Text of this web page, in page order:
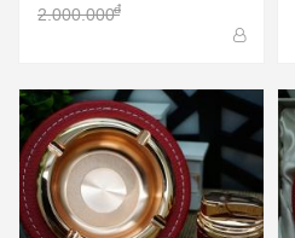
2.000.000đ